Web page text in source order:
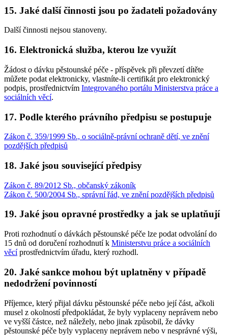
15. Jaké další činnosti jsou po žadateli požadovány
Další činnosti nejsou stanoveny.
16. Elektronická služba, kterou lze využít
Žádost o dávku pěstounské péče - příspěvek při převzetí dítěte
můžete podat elektronicky, vlastníte-li certifikát pro elektronický
podpis, prostřednictvím Integrovaného portálu Ministerstva práce a
sociálních věcí.
17. Podle kterého právního předpisu se postupuje
Zákon č. 359/1999 Sb., o sociálně-právní ochraně dětí, ve znění
pozdějších předpisů
18. Jaké jsou související předpisy
Zákon č. 89/2012 Sb., občanský zákoník
Zákon č. 500/2004 Sb., správní řád, ve znění pozdějších předpisů
19. Jaké jsou opravné prostředky a jak se uplatňují
Proti rozhodnutí o dávkách pěstounské péče lze podat odvolání do
15 dnů od doručení rozhodnutí k Ministerstvu práce a sociálních
věcíprostřednictvím úřadu, který rozhodl.
20. Jaké sankce mohou být uplatněny v případě
nedodržení povinností
Příjemce, který přijal dávku pěstounské péče nebo její část, ačkoli
musel z okolností předpokládat, že byly vyplaceny neprávem nebo
ve vyšší částce, než náležely, nebo jinak způsobil, že dávky
pěstounské péče byly vyplaceny neprávem nebo v nesprávné výši,